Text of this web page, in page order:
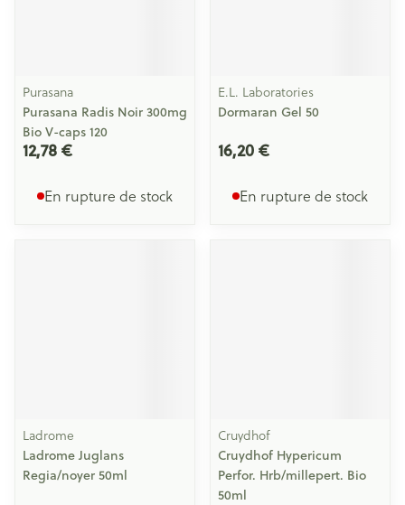
Purasana
Purasana Radis Noir 300mg
Bio V-caps 120
12,78 €
En rupture de stock
E.L. Laboratories
Dormaran Gel 50
16,20 €
En rupture de stock
Ladrome
Ladrome Juglans
Regia/noyer 50ml
Cruydhof
Cruydhof Hypericum
Perfor. Hrb/millepert. Bio
50ml